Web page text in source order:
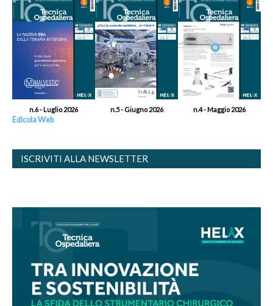
n.6 - Luglio 2026 n.5 - Giugno 2026 n.4 - Maggio 2026
Edicola Web
ISCRIVITI ALLA NEWSLETTER